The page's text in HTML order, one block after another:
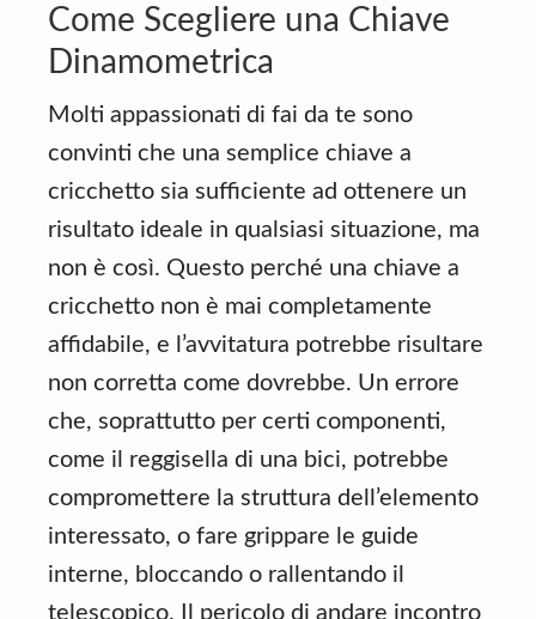
Come Scegliere una Chiave
Dinamometrica
Molti appassionati di fai da te sono
convinti che una semplice chiave a
cricchetto sia sufficiente ad ottenere un
risultato ideale in qualsiasi situazione, ma
non è così. Questo perché una chiave a
cricchetto non è mai completamente
affidabile, e l’avvitatura potrebbe risultare
non corretta come dovrebbe. Un errore
che, soprattutto per certi componenti,
come il reggisella di una bici, potrebbe
compromettere la struttura dell’elemento
interessato, o fare grippare le guide
interne, bloccando o rallentando il
telescopico. Il pericolo di andare incontro